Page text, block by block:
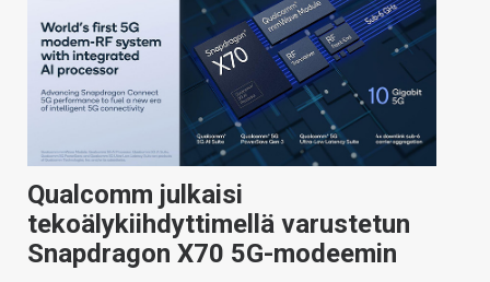
Qualcomm julkaisi
tekoälykiihdyttimellä varustetun
Snapdragon X70 5G-modeemin